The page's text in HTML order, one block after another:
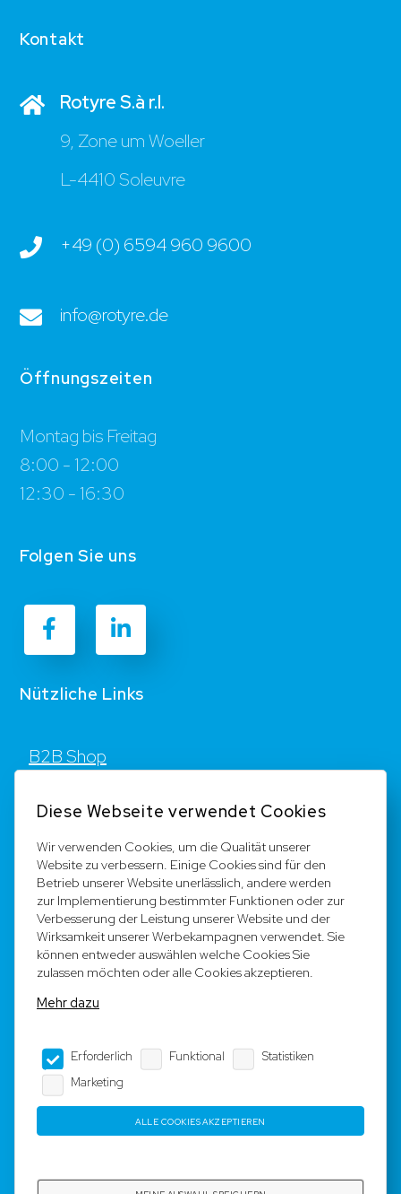
Kontakt
Rotyre S.à r.l.
9, Zone um Woeller
L-4410 Soleuvre
+49 (0) 6594 960 9600
info@rotyre.de
Öffnungszeiten
Montag bis Freitag
8:00 - 12:00
12:30 - 16:30
Folgen Sie uns
Nützliche Links
B2B Shop
Registrieren
Team
Rechtliche Hinweise
Impressum
Datenschutz
Diese Webseite verwendet Cookies
Wir verwenden Cookies, um die Qualität unserer
Website zu verbessern. Einige Cookies sind für den
Betrieb unserer Website unerlässlich, andere werden
zur Implementierung bestimmter Funktionen oder zur
Verbesserung der Leistung unserer Website und der
Wirksamkeit unserer Werbekampagnen verwendet. Sie
können entweder auswählen welche Cookies Sie
zulassen möchten oder alle Cookies akzeptieren.
Mehr dazu
Erforderlich Funktional
Statistiken
Marketing
ALLE COOKIES AKZEPTIEREN